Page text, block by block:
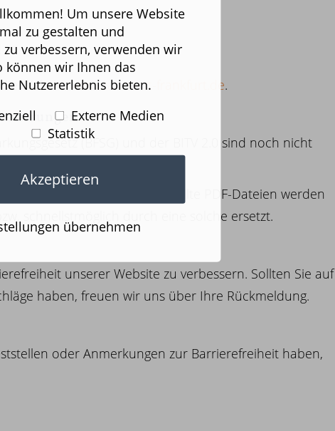
Websitewww.zahnarzt-frankfurt.de.
(BFSG) und der BITV 2.0 sind noch nicht
vollständig barrierefrei.
wurden. Später eingestellte PDF-Dateien werden
schnellstmöglich durch eine solche ersetzt.
unserer Website zu verbessern. Sollten Sie auf
haben, freuen wir uns über Ihre Rückmeldung.
oder Anmerkungen zur Barrierefreiheit haben,
Um unsere Website
zu gestalten und
verbessern, verwenden wir
können wir Ihnen das
Nutzererlebnis bieten.
Externe Medien
Statistik
Akzeptieren
übernehmen